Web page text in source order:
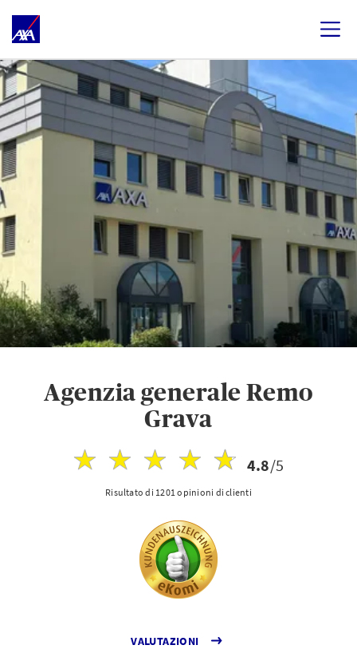
Agenzia generale Remo
Grava
4.8/5
Risultato di 1201 opinioni di clienti
VALUTAZIONI